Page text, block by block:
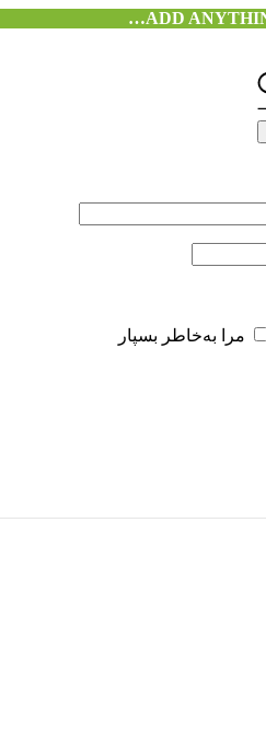
ADD
مرا به‌خاطر بسپار